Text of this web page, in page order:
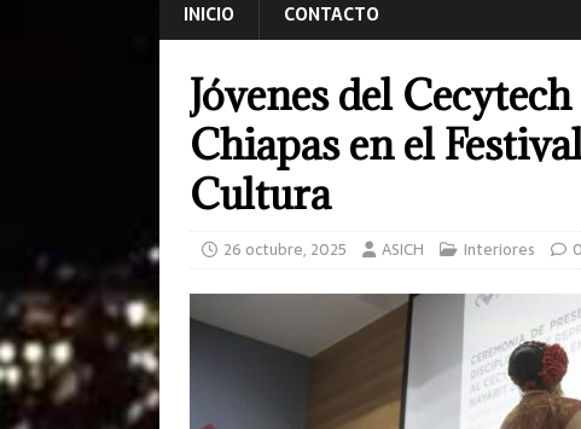
INICIO CONTACTO
Jóvenes del
Chiapas en el
Cultura
26 octubre, 2025 ASICH Interiores 0